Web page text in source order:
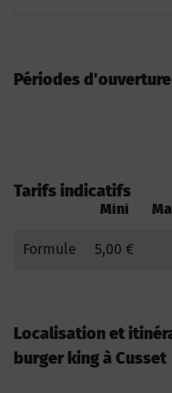
Périodes d'ouverture
Tarifs indicatifs
Mini
Formule 5,00 €
Localisation et
burger king à Cusset